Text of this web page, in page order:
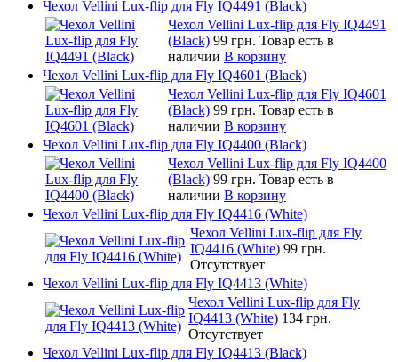
Чехол Vellini Lux-flip для Fly IQ4491 (Black)
Чехол Vellini Lux-flip для Fly IQ4491
(Black) 99 грн. Товар есть в
наличии В корзину
Чехол Vellini Lux-flip для Fly IQ4601 (Black)
Чехол Vellini Lux-flip для Fly IQ4601
(Black) 99 грн. Товар есть в
наличии В корзину
Чехол Vellini Lux-flip для Fly IQ4400 (Black)
Чехол Vellini Lux-flip для Fly IQ4400
(Black) 99 грн. Товар есть в
наличии В корзину
Чехол Vellini Lux-flip для Fly IQ4416 (White)
Чехол Vellini Lux-flip для Fly
IQ4416 (White) 99 грн.
Отсутствует
Чехол Vellini Lux-flip для Fly IQ4413 (White)
Чехол Vellini Lux-flip для Fly
IQ4413 (White) 134 грн.
Отсутствует
Чехол Vellini Lux-flip для Fly IQ4413 (Black)